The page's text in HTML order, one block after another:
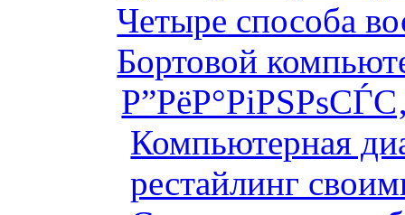
Четыре способа
Бортовой
Компьютерная
рестайлинг